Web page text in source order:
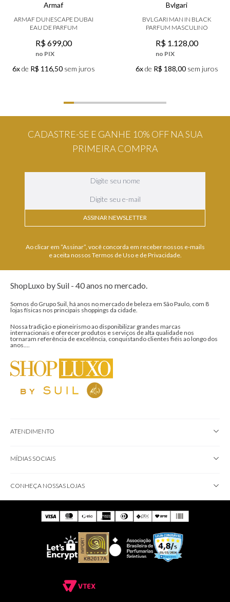
Armaf
ARMAF DUNESCAPE DUBAI
EAU DE PARFUM
R$699,00
no PIX
6xde R$ 116,50sem juros
Bvlgari
BVLGARI MAN IN BLACK
PARFUM MASCULINO
R$ 1.128,00
no PIX
6xde R$ 188,00sem juros
CADASTRE-SE E GANHE 10% OFF NA SUA
PRIMEIRA COMPRA
ASSINAR NEWSLETTER
Ao clicar em “Assinar”, você concorda em receber nossos e-mails
e aceita nossos Termos de Uso e de Privacidade.
ShopLuxo by Suil - 40 anos no mercado.
Somos do Grupo Suil, há anos no mercado de beleza em São Paulo, com 8
lojas físicas nos principais shoppings da cidade.
Nossa tradição e pioneirismo ao disponibilizar grandes marcas
internacionais e oferecer produtos e serviços de alta qualidade nos
tornaram referência de excelência, conquistando clientes fiéis ao longo dos
anos....
ATENDIMENTO
MÍDIAS SOCIAIS
CONHEÇA NOSSAS LOJAS